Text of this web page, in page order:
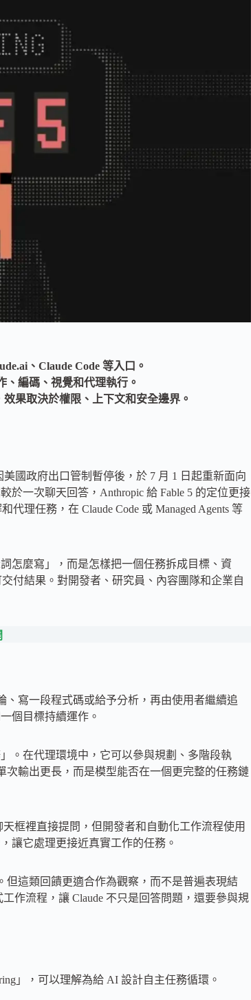
、Claude Code 等入口。
編碼、視覺和代理執行。
果取決於權限、上下文和安全邊界。
美國政府出口管制暫停後，於 7 月 1 日起重新面向
於一次聊天回答，Anthropic 給 Fable 5 的定位更接
理任務，在 Claude Code 或 Managed Agents 等
怎麼寫」，而是怎樣把一個任務拆成目標、資
付結果。對開發者、研究員、內容團隊和企業自
寫一段程式碼或給予分析，再由使用者繼續追
個目標持續運作。
。在代理環境中，它可以參與規劃、多階段執
輸出更長，而是模型能否在一個更完整的任務鏈
框裡直接提問，但開發者和自動化工作流程使用
讓它處理更接近真實工作的任務。
這類回饋更適合作為觀察，而不是普遍表現結
作流程，讓 Claude 不只是回答問題，還要參與規
」，可以理解為給 AI 設計自主任務循環。